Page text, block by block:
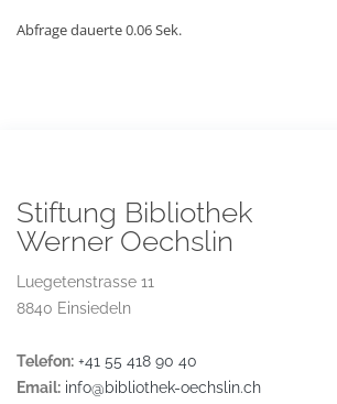
Abfrage dauerte 0.06 Sek.
Stiftung Bibliothek
Werner Oechslin
Luegetenstrasse 11
8840 Einsiedeln
Telefon: +41 55 418 90 40
Email: info@bibliothek-oechslin.ch